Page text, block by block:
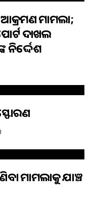
ମାମଲା;
ଦାଖଲ
ନିର୍ଦ୍ଦେଶ
ମାମଲାକୁ ଯାଞ୍ଚ